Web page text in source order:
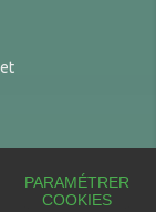
PARAMÉTRER
COOKIES